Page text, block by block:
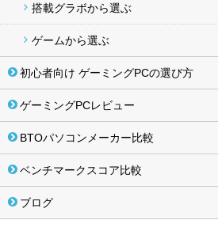
搭載グラボから選ぶ
ゲームから選ぶ
初心者向け ゲーミングPCの選び方
ゲーミングPCレビュー
BTOパソコンメーカー比較
ベンチマークスコア比較
ブログ